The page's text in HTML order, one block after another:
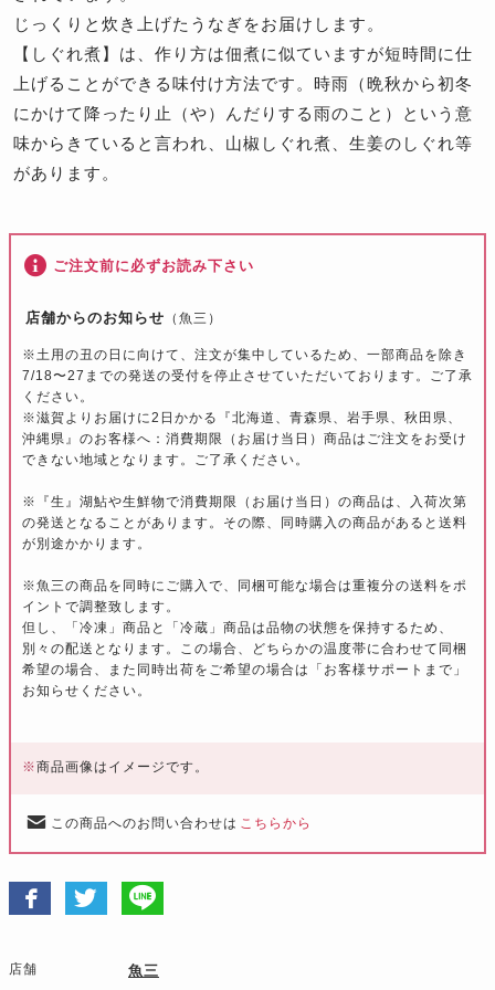
じっくりと炊き上げたうなぎをお届けします。
【しぐれ煮】は、作り方は佃煮に似ていますが短時間に仕
上げることができる味付け方法です。時雨（晩秋から初冬
にかけて降ったり止（や）んだりする雨のこと）という意
味からきていると言われ、山椒しぐれ煮、生姜のしぐれ等
があります。
ご注文前に必ずお読み下さい
店舗からのお知らせ （魚三）
※土用の丑の日に向けて、注文が集中しているため、一部商品を除き
7/18〜27までの発送の受付を停止させていただいております。ご了承
ください。
※滋賀よりお届けに2日かかる『北海道、青森県、岩手県、秋田県、
沖縄県』のお客様へ：消費期限（お届け当日）商品はご注文をお受け
できない地域となります。ご了承ください。
※『生』湖鮎や生鮮物で消費期限（お届け当日）の商品は、入荷次第
の発送となることがあります。その際、同時購入の商品があると送料
が別途かかります。
※魚三の商品を同時にご購入で、同梱可能な場合は重複分の送料をポ
イントで調整致します。
但し、「冷凍」商品と「冷蔵」商品は品物の状態を保持するため、
別々の配送となります。この場合、どちらかの温度帯に合わせて同梱
希望の場合、また同時出荷をご希望の場合は「お客様サポートまで」
お知らせください。
※商品画像はイメージです。
この商品へのお問い合わせは こちらから
店舗 魚三